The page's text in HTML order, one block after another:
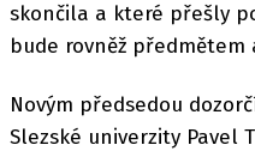
skončila a které přešly
bude rovněž předmětem
Novým předsedou
Slezské univerzity Pavel